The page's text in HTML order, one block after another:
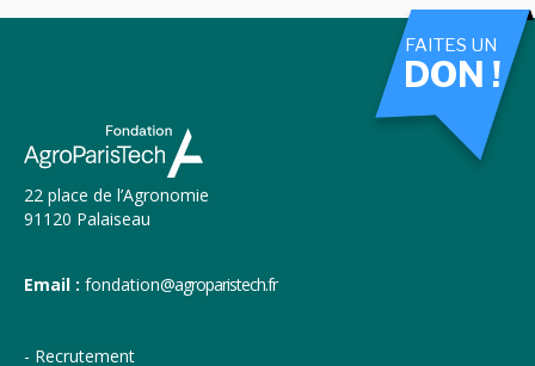
22 place de l’Agronomie
91120 Palaiseau
Email : fondation@agroparistech.fr
Recrutement
FAITES UN
DON !